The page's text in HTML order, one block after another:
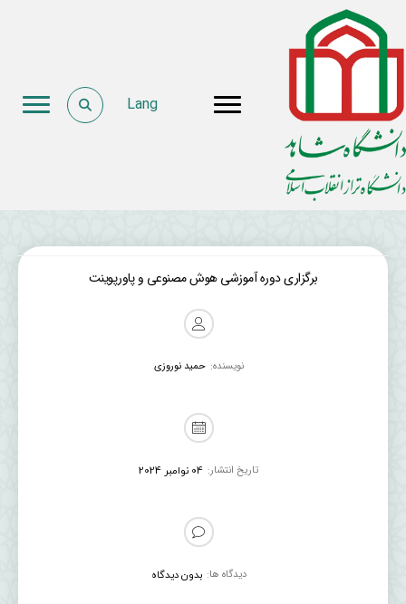
Lang
برگزاری دوره آموزشی هوش مصنوعی و پاورپوینت
نویسنده: حمید نوروزی
تاریخ انتشار: 04 نوامبر 2024
دیدگاه ها: بدون دیدگاه